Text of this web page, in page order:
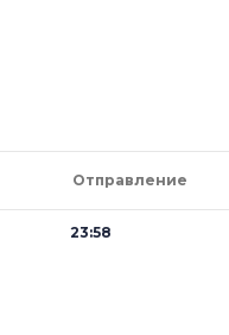
Отправление
23:58